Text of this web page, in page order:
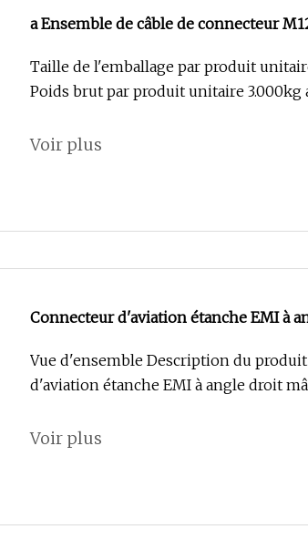
a Ensemble de câble de connecteur
Taille de l'emballage par produit
Poids brut par produit unitaire 3.000kg
Voir plus
Connecteur d'aviation étanche EMI à
Vue d'ensemble Description du
d'aviation étanche EMI à angle droit
Voir plus